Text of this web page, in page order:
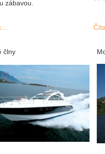
zábavou.
člny